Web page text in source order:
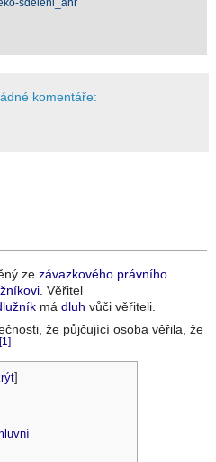
sdeleni_ahr
komentáře:
ze závazkového právního
. Věřitel
má dluh vůči věřiteli.
že půjčující osoba věřila, že
[1]